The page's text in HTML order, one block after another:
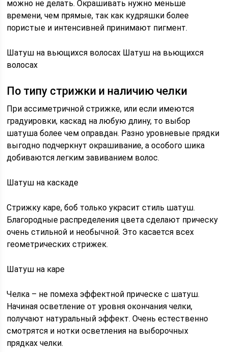
можно не делать. Окрашивать нужно меньше
времени, чем прямые, так как кудряшки более
пористые и интенсивней принимают пигмент.
Шатуш на вьющихся волосах Шатуш на вьющихся
волосах
По типу стрижки и наличию челки
При ассиметричной стрижке, или если имеются
градуировки, каскад на любую длину, то выбор
шатуша более чем оправдан. Разно уровневые прядки
выгодно подчеркнут окрашивание, а особого шика
добиваются легким завиванием волос.
Шатуш на каскаде
Стрижку каре, боб только украсит стиль шатуш.
Благородные распределения цвета сделают прическу
очень стильной и необычной. Это касается всех
геометрических стрижек.
Шатуш на каре
Челка – не помеха эффектной прическе с шатуш.
Начиная осветление от уровня окончания челки,
получают натуральный эффект. Очень естественно
смотрятся и нотки осветления на выборочных
прядках челки.